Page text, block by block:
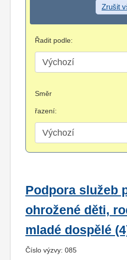
Zrušit
Řadit podle:
Směr
řazení:
Podpora služeb
ohrožené děti,
mladé dospělé
Číslo výzvy: 085